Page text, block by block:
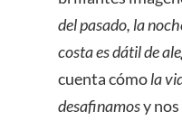
del pasado, la
costa es dátil de
cuenta cómola
desafinamosy